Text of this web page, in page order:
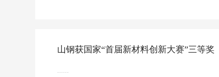
山钢获国家“首届新材料创新大赛”三等奖
......